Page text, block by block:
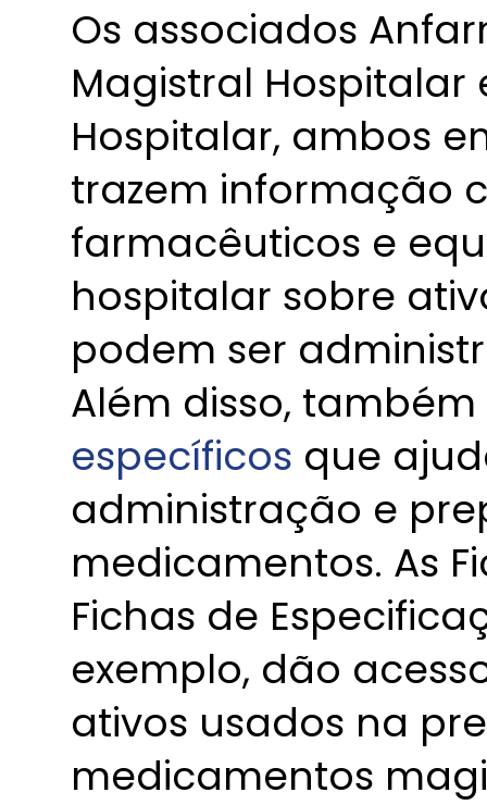
Os associados
Magistral
Hospitalar, ambos
trazem informação
farmacêuticos e
hospitalar sobre
podem ser
Além disso,
específicos que
administração e
medicamentos. As
Fichas de
exemplo, dão
ativos usados na
medicamentos